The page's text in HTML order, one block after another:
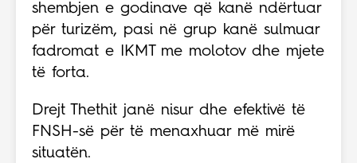
shembjen e godinave që kanë ndërtuar
për turizëm, pasi në grup kanë sulmuar
fadromat e IKMT me molotov dhe mjete
të forta.
Drejt Thethit janë nisur dhe efektivë të
FNSH-së për të menaxhuar më mirë
situatën.